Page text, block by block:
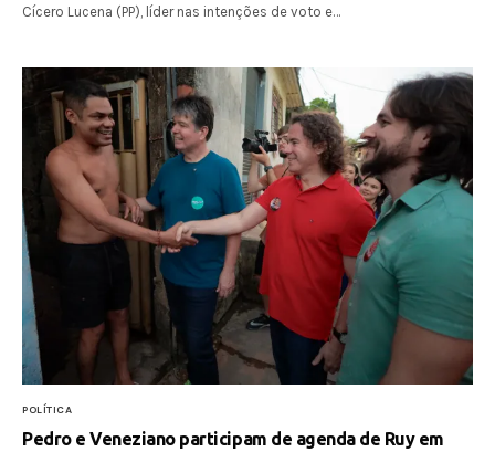
Cícero Lucena (PP), líder nas intenções de voto e…
POLÍTICA
Pedro e Veneziano participam de agenda de Ruy em